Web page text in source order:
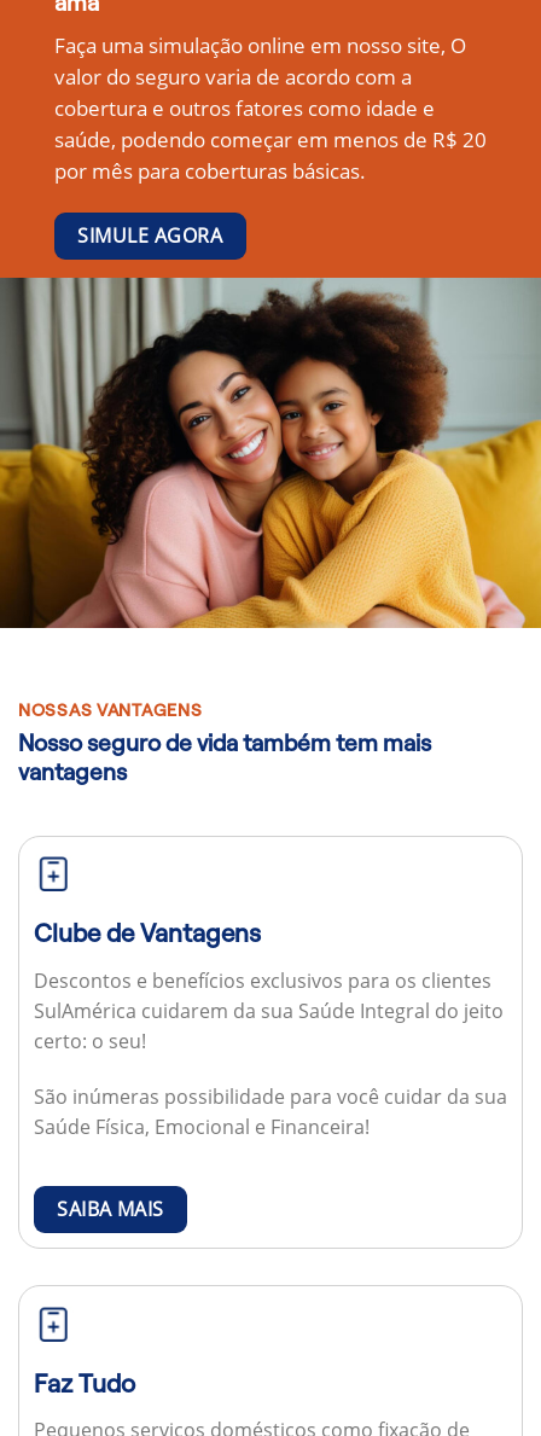
Faça uma simulação online em nosso site, O
valor do seguro varia de acordo com a
cobertura e outros fatores como idade e
saúde, podendo começar em menos de R$ 20
por mês para coberturas básicas.
SIMULE AGORA
NOSSAS VANTAGENS
Nosso seguro de vida também tem mais
vantagens
Clube de Vantagens
Descontos e benefícios exclusivos para os clientes
SulAmérica cuidarem da sua Saúde Integral do jeito
certo: o seu!
São inúmeras possibilidade para você cuidar da sua
Saúde Física, Emocional e Financeira!
SAIBA MAIS
Faz Tudo
Pequenos serviços domésticos como fixação de